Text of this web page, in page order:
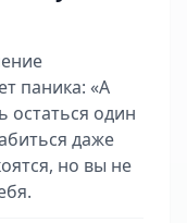
паника: «А
остаться один
даже
но вы не